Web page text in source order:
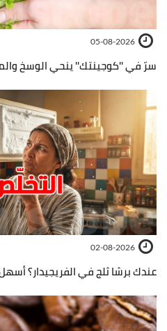
05-08-2026
سرّ في ''كوجينتك'' ينحي الوسخ
02-08-2026
عندك برشا ثلج في الفريجيدار؟